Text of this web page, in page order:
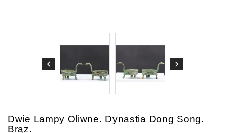
Dwie Lampy Oliwne. Dynastia Dong Song.
Brąz.